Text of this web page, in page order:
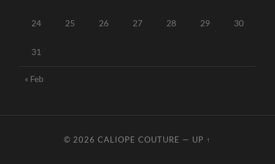
24 25 26 27 28 29 30
31
« Feb
© 2026 CALIOPE COUTURE — UP ↑